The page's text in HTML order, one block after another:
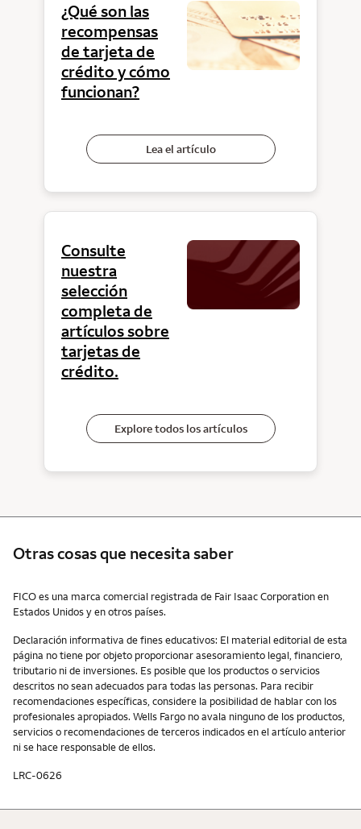
¿Qué son las
recompensas
de tarjeta de
crédito y cómo
funcionan?
Lea el artículo
Consulte
nuestra
selección
completa de
artículos sobre
tarjetas de
crédito.
Explore todos los artículos
Otras cosas que necesita saber
Otras cosas que necesita saber
FICO es una marca comercial registrada de Fair Isaac Corporation en
Estados Unidos y en otros países.
Declaración informativa de fines educativos: El material editorial de esta
página no tiene por objeto proporcionar asesoramiento legal, financiero,
tributario ni de inversiones. Es posible que los productos o servicios
descritos no sean adecuados para todas las personas. Para recibir
recomendaciones específicas, considere la posibilidad de hablar con los
profesionales apropiados. Wells Fargo no avala ninguno de los productos,
servicios o recomendaciones de terceros indicados en el artículo anterior
ni se hace responsable de ellos.
LRC-0626